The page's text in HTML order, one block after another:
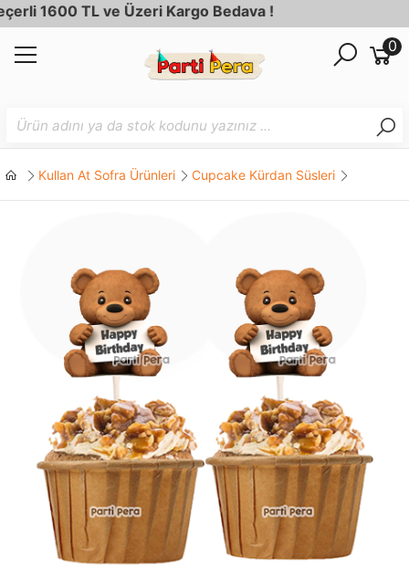
1600 TL ve Üzeri Kargo Bedava !
0
Kullan At Sofra Ürünleri Cupcake Kürdan Süsleri